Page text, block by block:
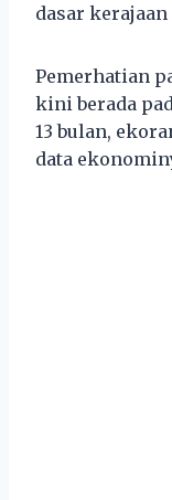
dasar kerajaan
Pemerhatian
kini berada
13 bulan,
data